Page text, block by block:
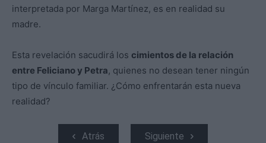
interpretada por Marga Martínez, es en realidad su
madre.
Esta revelación sacudirá los cimientos de la relación
entre Feliciano y Petra, quienes no desean tener ningún
tipo de vínculo familiar. ¿Cómo enfrentarán esta nueva
realidad?
Atrás Siguiente